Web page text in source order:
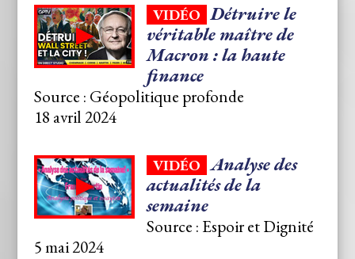
VIDÉO Détruire le
véritable maître de
Macron : la haute
finance
Source : Géopolitique profonde
18 avril 2024
VIDÉO Analyse des
actualités de la
semaine
Source : Espoir et Dignité
5 mai 2024